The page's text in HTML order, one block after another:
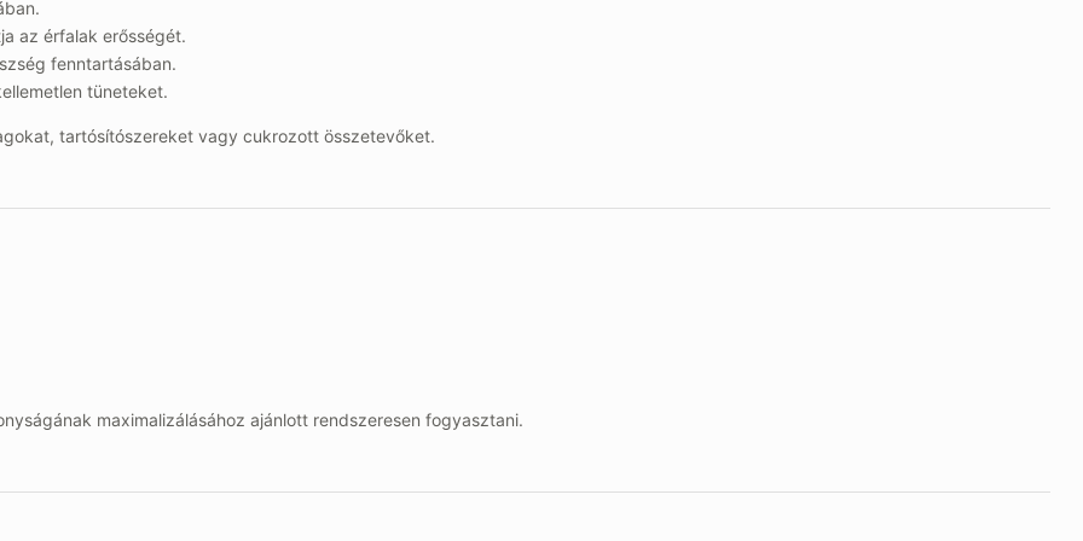
az érfalak erősségét.
fenntartásában.
tüneteket.
tartósítószereket vagy cukrozott összetevőket.
maximalizálásához ajánlott rendszeresen fogyasztani.